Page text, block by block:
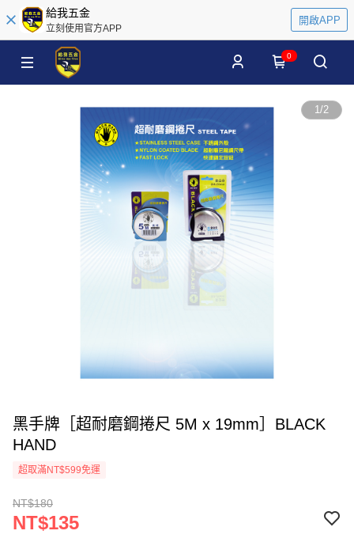
給我五金
立刻使用官方APP
開啟APP
0
1/2
黑手牌［超耐磨鋼捲尺 5M x 19mm］BLACK
HAND
超取滿NT$599免運
NT$180
NT$135